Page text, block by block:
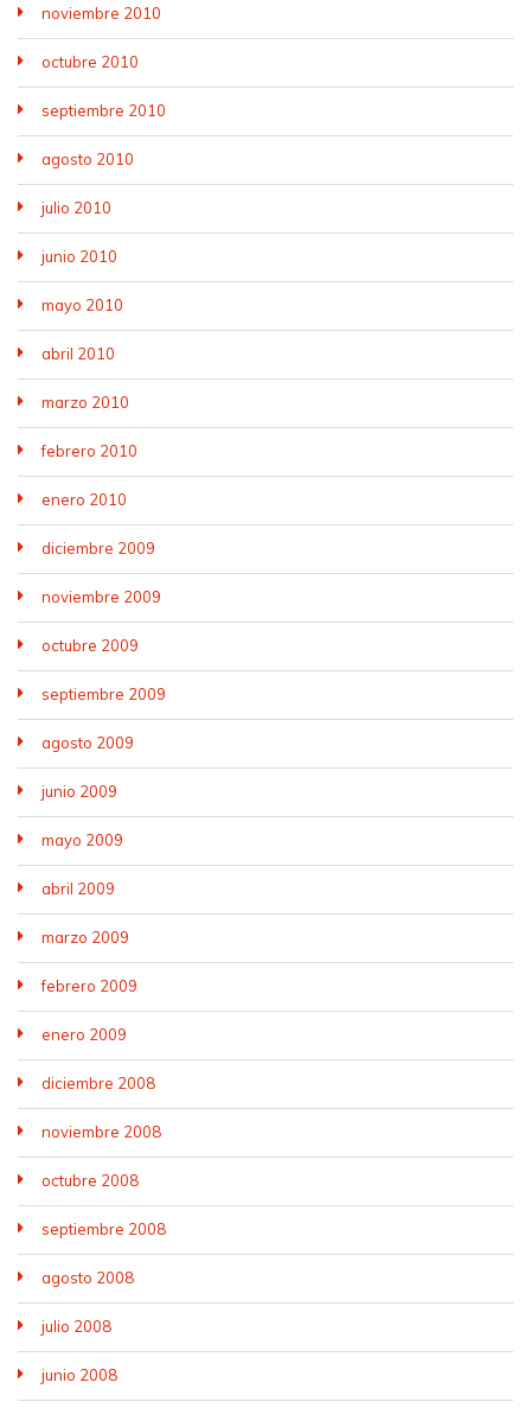
noviembre 2010
octubre 2010
septiembre 2010
agosto 2010
julio 2010
junio 2010
mayo 2010
abril 2010
marzo 2010
febrero 2010
enero 2010
diciembre 2009
noviembre 2009
octubre 2009
septiembre 2009
agosto 2009
junio 2009
mayo 2009
abril 2009
marzo 2009
febrero 2009
enero 2009
diciembre 2008
noviembre 2008
octubre 2008
septiembre 2008
agosto 2008
julio 2008
junio 2008